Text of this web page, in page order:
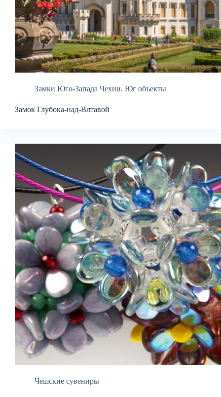
Замки Юго-Запада Чехии, Юг объекты
Замок Глубока-над-Влтавой
Чешские сувениры